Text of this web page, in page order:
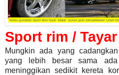
Sport rim /
Mungkin ada yang
yang lebih besar sama
meninggikan sedikit kereta